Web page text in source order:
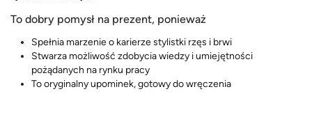
To dobry pomysł na prezent, ponieważ
Spełnia marzenie o karierze stylistki rzęs i brwi
Stwarza możliwość zdobycia wiedzy i umiejętności
pożądanych na rynku pracy
To oryginalny upominek, gotowy do wręczenia